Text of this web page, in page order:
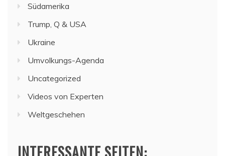
Südamerika
Trump, Q & USA
Ukraine
Umvolkungs-Agenda
Uncategorized
Videos von Experten
Weltgeschehen